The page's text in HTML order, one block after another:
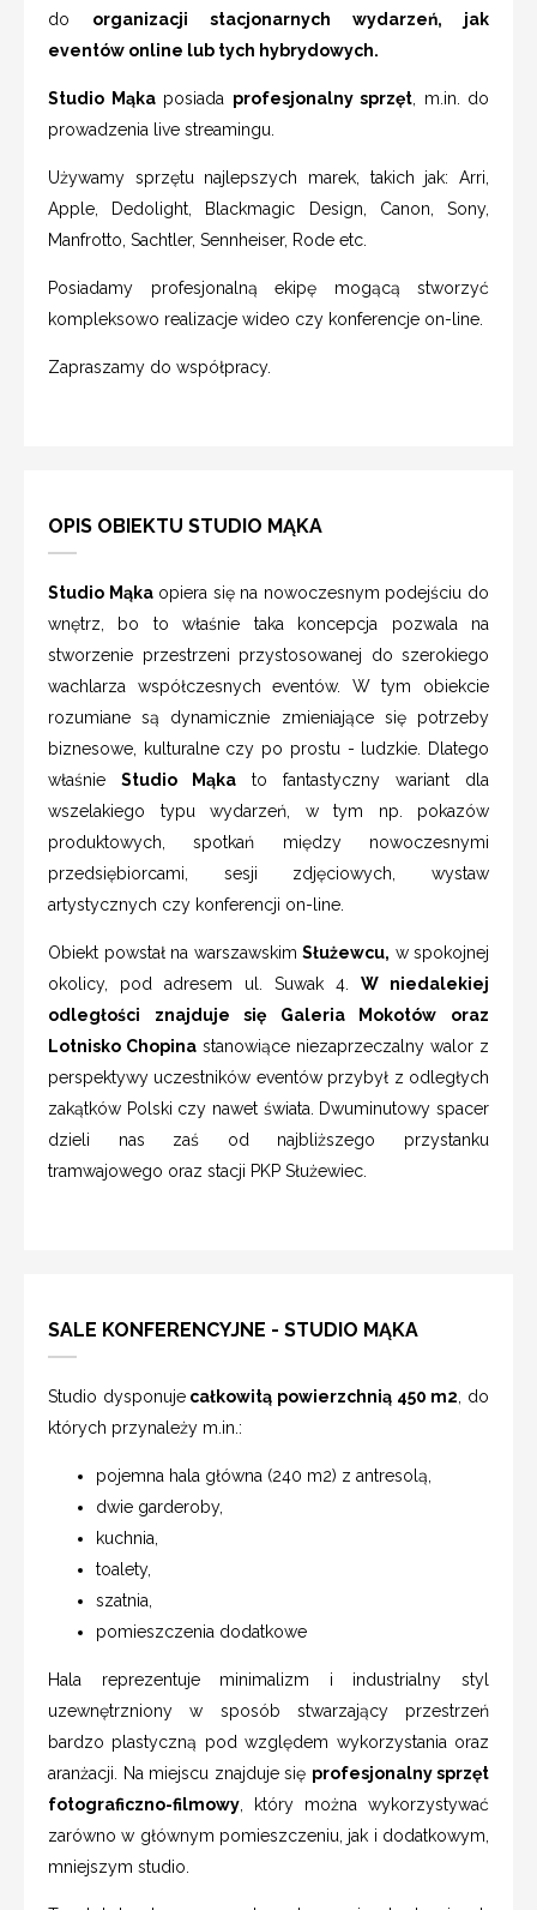
do organizacji stacjonarnych wydarzeń, jak
eventów online lub tych hybrydowych.
Studio Mąkaposiada profesjonalny sprzęt , m.in. do
prowadzenia live streamingu.
Używamy sprzętu najlepszych marek, takich jak: Arri,
Apple, Dedolight, Blackmagic Design, Canon, Sony,
Manfrotto, Sachtler, Sennheiser, Rode etc.
Posiadamy profesjonalną ekipę mogącą stworzyć
kompleksowo realizacje wideo czy konferencje on-line.
Zapraszamy do współpracy.
OPIS OBIEKTU STUDIO MĄKA
Studio Mąkaopiera się na nowoczesnym podejściu do
wnętrz, bo to właśnie taka koncepcja pozwala na
stworzenie przestrzeni przystosowanej do szerokiego
wachlarza współczesnych eventów. W tym obiekcie
rozumiane są dynamicznie zmieniające się potrzeby
biznesowe, kulturalne czy po prostu - ludzkie. Dlatego
właśnie Studio Mąka to fantastyczny wariant dla
wszelakiego typu wydarzeń, w tym np. pokazów
produktowych, spotkań między nowoczesnymi
przedsiębiorcami, sesji zdjęciowych, wystaw
artystycznych czy konferencji on-line.
Obiekt powstał na warszawskim Służewcu, w spokojnej
okolicy, pod adresem ul. Suwak 4. W niedalekiej
odległości znajduje się Galeria Mokotów oraz
Lotnisko Chopina stanowiące niezaprzeczalny walor z
perspektywy uczestników eventów przybył z odległych
zakątków Polski czy nawet świata. Dwuminutowy spacer
dzieli nas zaś od najbliższego przystanku
tramwajowego oraz stacji PKP Służewiec.
SALE KONFERENCYJNE - STUDIO MĄKA
Studio dysponujecałkowitą powierzchnią 450 m2 , do
których przynależy m.in.:
pojemna hala główna (240 m2) z antresolą,
dwie garderoby,
kuchnia,
toalety,
szatnia,
pomieszczenia dodatkowe
Hala reprezentuje minimalizm i industrialny styl
uzewnętrzniony w sposób stwarzający przestrzeń
bardzo plastyczną pod względem wykorzystania oraz
aranżacji. Na miejscu znajduje się profesjonalny sprzęt
fotograficzno-filmowy , który można wykorzystywać
zarówno w głównym pomieszczeniu, jak i dodatkowym,
mniejszym studio.